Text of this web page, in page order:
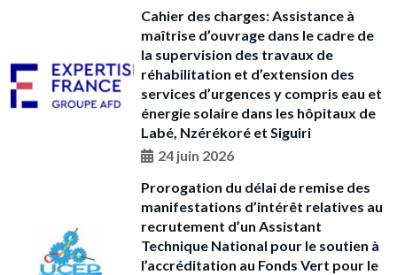
Cahier des charges: Assistance à
maîtrise d’ouvrage dans le cadre de
la supervision des travaux de
réhabilitation et d’extension des
services d’urgences y compris eau et
énergie solaire dans les hôpitaux de
Labé, Nzérékoré et Siguiri
24 juin 2026
Prorogation du délai de remise des
manifestations d’intérêt relatives au
recrutement d’un Assistant
Technique National pour le soutien à
l’accréditation au Fonds Vert pour le